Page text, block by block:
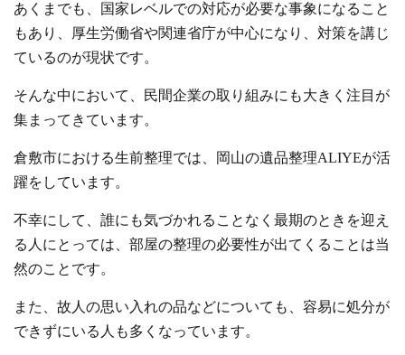
あくまでも、国家レベルでの対応が必要な事象になること
もあり、厚生労働省や関連省庁が中心になり、対策を講じ
ているのが現状です。
そんな中において、民間企業の取り組みにも大きく注目が
集まってきています。
倉敷市における生前整理では、岡山の遺品整理ALIYEが活
躍をしています。
不幸にして、誰にも気づかれることなく最期のときを迎え
る人にとっては、部屋の整理の必要性が出てくることは当
然のことです。
また、故人の思い入れの品などについても、容易に処分が
できずにいる人も多くなっています。